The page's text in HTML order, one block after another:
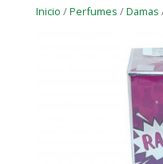
Inicio /Perfumes /Damas